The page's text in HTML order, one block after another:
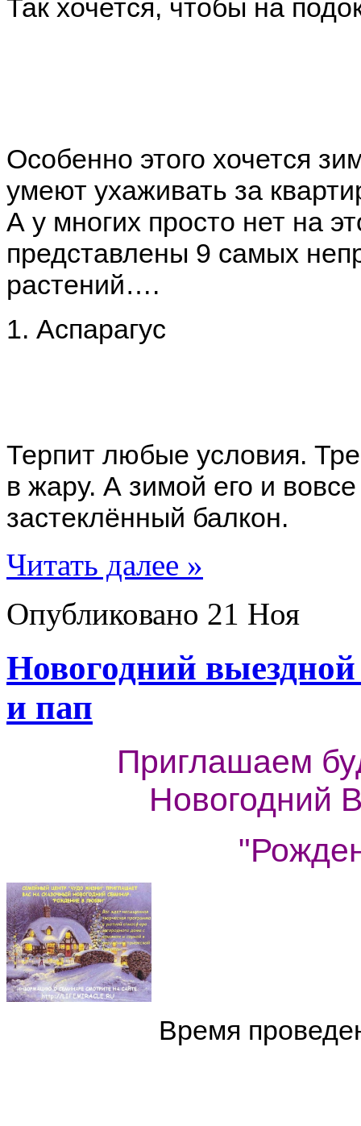
Так хочется, чтобы на
Особенно этого хочется
умеют ухаживать за
А у многих просто нет на
представлены 9 самых
растений….
1. Аспарагус
Терпит любые условия.
в жару. А зимой его и
застеклённый балкон.
Читать далее »
Опубликовано 21 Ноя
Новогодний
и пап
Приглашаем
Новогодний
Время